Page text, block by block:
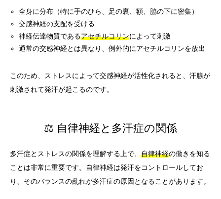
全身に分布（特に手のひら、足の裏、額、脇の下に密集）
交感神経の支配を受ける
神経伝達物質であるアセチルコリンによって刺激
通常の交感神経とは異なり、例外的にアセチルコリンを放出
このため、ストレスによって交感神経が活性化されると、汗腺が
刺激されて発汗が起こるのです。
⚖️ 自律神経と多汗症の関係
多汗症とストレスの関係を理解する上で、 自律神経の働きを知る
ことは非常に重要です。自律神経は発汗をコントロールしてお
り、そのバランスの乱れが多汗症の原因となることがあります。